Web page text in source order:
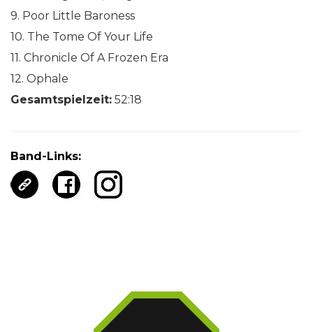
9. Poor Little Baroness
10. The Tome Of Your Life
11. Chronicle Of A Frozen Era
12. Ophale
Gesamtspielzeit: 52:18
Band-Links: